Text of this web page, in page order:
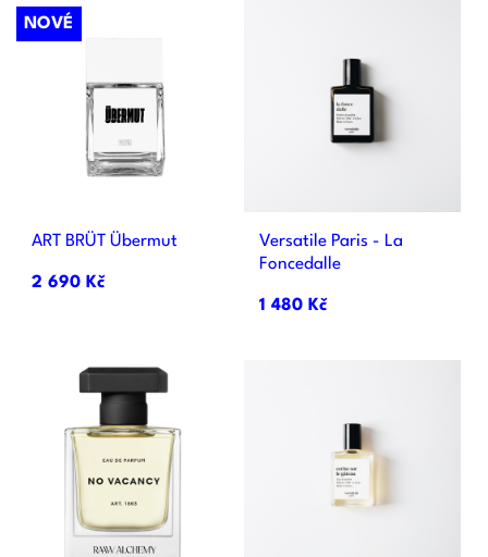
ART BRÜT Übermut
2 690 Kč
NOVÉ
Versatile Paris - La
Foncedalle
1 480 Kč